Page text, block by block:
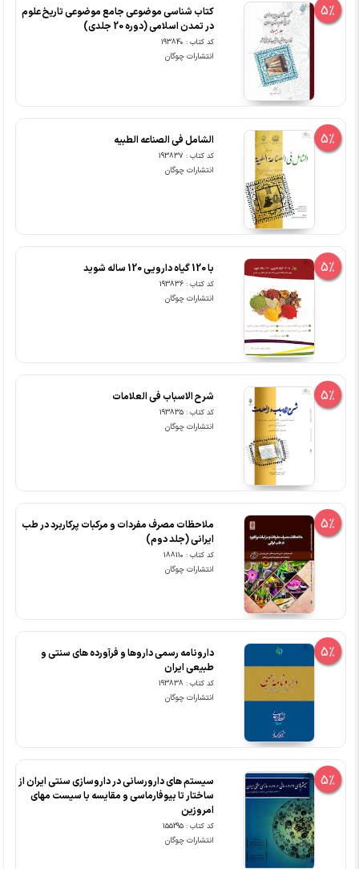
5%
کتاب شناسی موضوعی جامع موضوعی تاریخ علوم
در تمدن اسلامی (دوره 20 جلدی)
کد کتاب : 193840
انتشارات چوگان
5% الشامل فی الصناعه الطبیه
کد کتاب : 193837
انتشارات چوگان
5% با 120 گیاه دارویی 120 ساله شوید
کد کتاب : 193836
انتشارات چوگان
5% شرح الاسباب فی العلامات
کد کتاب : 193835
انتشارات چوگان
5%
ملاحظات مصرف مفردات و مرکبات پرکاربرد در طب
ایرانی (جلد دوم)
کد کتاب : 188110
انتشارات چوگان
5%
دارونامه رسمی داروها و فرآورده های سنتی و
طبیعی ایران
کد کتاب : 193838
انتشارات چوگان
5%
سیستم های دارورسانی در داروسازی سنتی ایران از
ساختار تا بیوفارماسی و مقایسه با سیست مهای
امروزین
کد کتاب : 155295
انتشارات چوگان